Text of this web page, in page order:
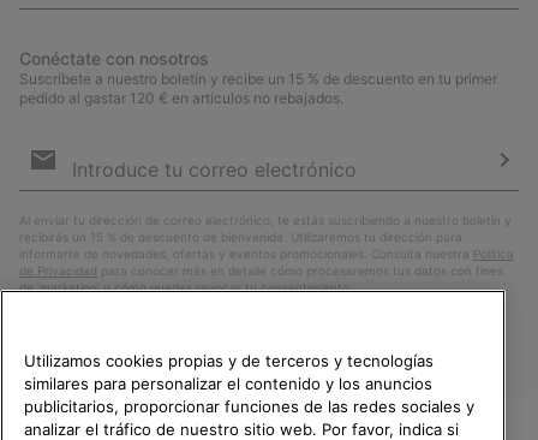
Conéctate con nosotros
Suscríbete a nuestro boletín y recibe un 15 % de descuento en tu primer
pedido al gastar 120 € en artículos no rebajados.
de
Al enviar tu dirección de correo electrónico, te estás suscribiendo a nuestro boletín y
recibirás un 15 % de descuento de bienvenida. Utilizaremos tu dirección para
informarte de novedades, ofertas y eventos promocionales. Consulta nuestra Política
de Privacidad para conocer más en detalle cómo procesaremos tus datos con fines
de ’marketing’ y cómo puedes revocar tu consentimiento.
Utilizamos cookies propias y de terceros y tecnologías
similares para personalizar el contenido y los anuncios
publicitarios, proporcionar funciones de las redes sociales y
analizar el tráfico de nuestro sitio web. Por favor, indica si